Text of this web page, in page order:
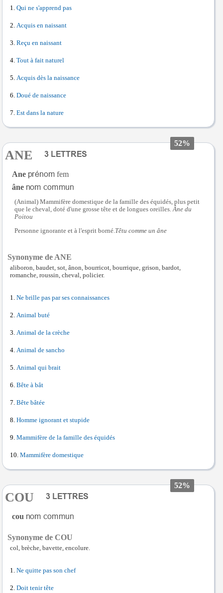
Qui ne s'apprend pas
Acquis en naissant
Reçu en naissant
Tout à fait naturel
Acquis dès la naissance
Doué de naissance
Est dans la nature
52%
ANE
Ane
fem
âne
(Animal) Mammifère domestique de la famille des équidés, plus petit
que le cheval, doté d'une grosse tête et de longues oreilles. Âne du
Poitou
Personne ignorante et à l'esprit borné. Têtu comme un âne
Synonyme de ANE
aliboron, baudet, sot, ânon, bourricot, bourrique, grison, bardot,
romanche, roussin, cheval, policier.
Ne brille pas par ses connaissances
Animal buté
Animal de la crèche
Animal de sancho
Animal qui brait
Bête à bât
Bête bâtée
Homme ignorant et stupide
Mammifère de la famille des équidés
Mammifère domestique
52%
COU
cou
Synonyme de COU
col, brèche, bavette, encolure.
Ne quitte pas son chef
Doit tenir tête